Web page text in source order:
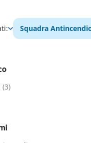
Squadra
(3)